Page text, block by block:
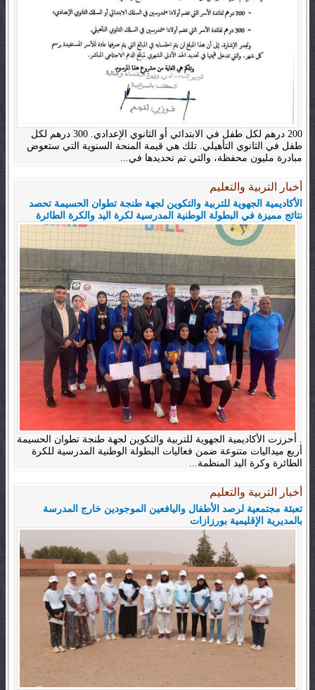
200 درهم لكل طفل في الابتدائي أو الثانوي الإعدادي. 300 درهم لكل
طفل في الثانوي التأهيلي. تلك هي قيمة المنحة السنوية التي ستعوض
مبادرة مليون محفظة، والتي تم تحديدها في...
أخبار التربية والتعليم
الأكاديمية الجهوية للتربية والتكوين لجهة طنجة تطوان الحسيمة تحصد
نتائج مميزة في البطولة الوطنية المدرسية لكرة اليد والكرة الطائرة
. أحرزت الأكاديمية الجهوية للتربية والتكوين لجهة طنجة تطوان الحسيمة
أربع ميداليات متنوعة ضمن فعاليات البطولة الوطنية المدرسية للكرة
الطائرة وكرة اليد المنظمة...
أخبار التربية والتعليم
تعبئة مجتمعية لرصد الأطفال واليافعين الموجودين خارج المدرسة
بالمديرية الإقليمية بورزازات